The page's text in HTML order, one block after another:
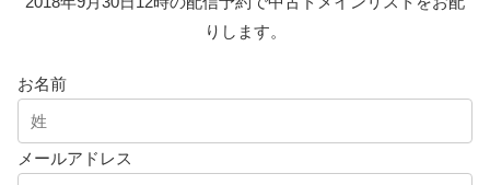
りします。
お名前
メールアドレス